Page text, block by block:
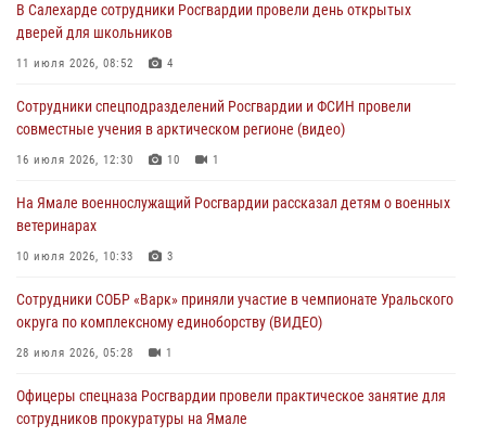
Генерал-полковник Юрий Аверин выступил на Всероссийском
молодёжном образовательном форуме «Территория смыслов»
03 августа 2026, 06:54
Директор Росгвардии Герой России генерал армии Виктор Золотов
поздравил специалистов подразделений тыла с профессиональным
праздником
Сотрудники СОБР «Варк» повышают боевое мастерство на Ямале
30 июля 2026, 09:34 1
Офицеры спецназа Росгвардии провели практическое занятие для
сотрудников прокуратуры на Ямале
29 июля 2026, 10:42 4
В Салехарде сотрудники Росгвардии провели день открытых
дверей для школьников
11 июля 2026, 08:52 4
Сотрудники спецподразделений Росгвардии и ФСИН провели
совместные учения в арктическом регионе (видео)
16 июля 2026, 12:30 10 1
На Ямале военнослужащий Росгвардии рассказал детям о военных
ветеринарах
10 июля 2026, 10:33 3
Сотрудники СОБР «Варк» приняли участие в чемпионате Уральского
округа по комплексному единоборству (ВИДЕО)
28 июля 2026, 05:28 1
Офицеры спецназа Росгвардии провели практическое занятие для
сотрудников прокуратуры на Ямале